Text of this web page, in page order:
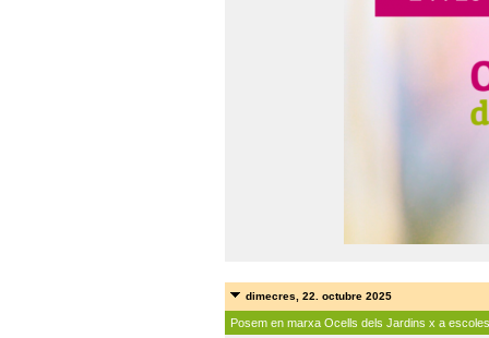
dimecres, 22. octubre 2025
Posem en marxa Ocells dels Jardins x a escoles